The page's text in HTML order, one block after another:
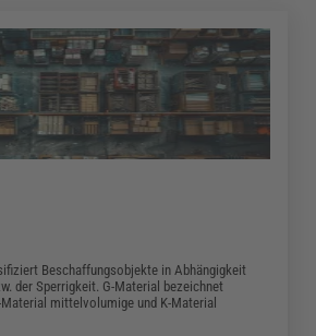
Beschaffungsobjekte in Abhängigkeit
der Sperrigkeit. G-Material bezeichnet
mittelvolumige und K-Material